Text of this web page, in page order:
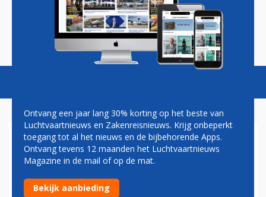
Magazine Podcasts Vacatures
GE DENKT NA OVER
INVESTEREN IN MOTOR
NIEUWE AIRBUS A350
Ontvang een jaar lang 30% korting op het beste van
Luchtvaartnieuws en Zakenreisnieuws. Krijg onbeperkt
toegang tot al het nieuws en de bijbehorende Apps.
Ontvang tevens 12 maanden het Luchtvaartnieuws
Magazine in de mail of op de mat.
Bekijk aanbieding